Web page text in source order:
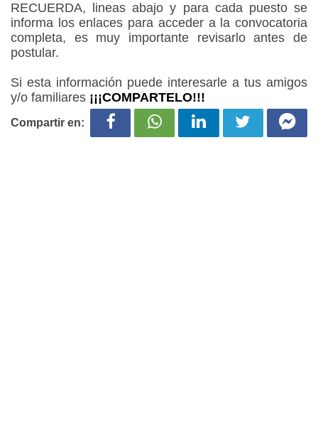
RECUERDA, lineas abajo y para cada puesto se
informa los enlaces para acceder a la convocatoria
completa, es muy importante revisarlo antes de
postular.
Si esta información puede interesarle a tus amigos
y/o familiares ¡¡¡COMPARTELO!!!
Compartir en: